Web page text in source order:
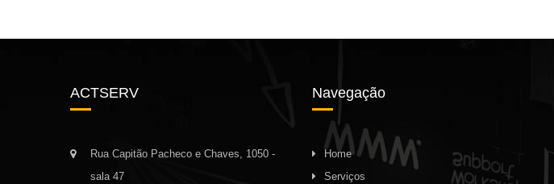
ACTSERV
Rua Capitão Pacheco e Chaves, 1050 -
sala 47
Navegação
Home
Serviços